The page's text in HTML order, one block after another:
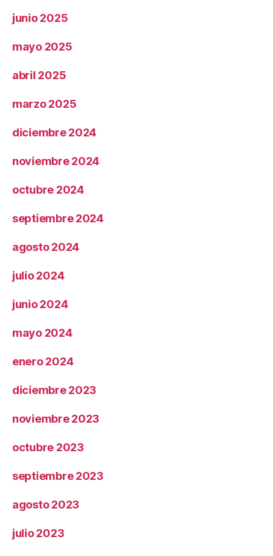
junio 2025
mayo 2025
abril 2025
marzo 2025
diciembre 2024
noviembre 2024
octubre 2024
septiembre 2024
agosto 2024
julio 2024
junio 2024
mayo 2024
enero 2024
diciembre 2023
noviembre 2023
octubre 2023
septiembre 2023
agosto 2023
julio 2023